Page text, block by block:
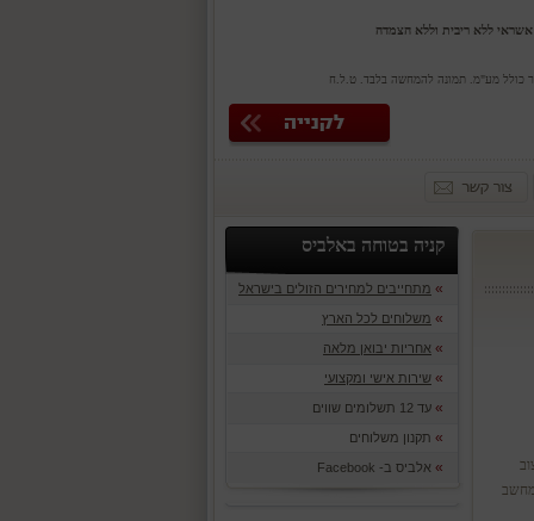
כולל מע"מ. תמונה להמחשה בלבד. ט.ל.ח
קניה בטוחה באלביס
» מתחייבים למחירים הזולים בישראל
» משלוחים לכל הארץ
» אחריות יבואן מלאה
» שירות אישי ומקצועי
» עד 12 תשלומים שווים
» תקנון משלוחים
» אלביס ב- Facebook